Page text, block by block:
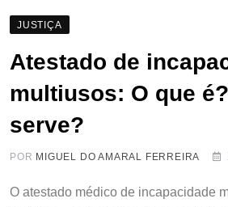
JUSTIÇA
Atestado de
multiusos: O que
serve?
POR MIGUEL DO AMARAL FERREIRA
O atestado médico de incapacidade